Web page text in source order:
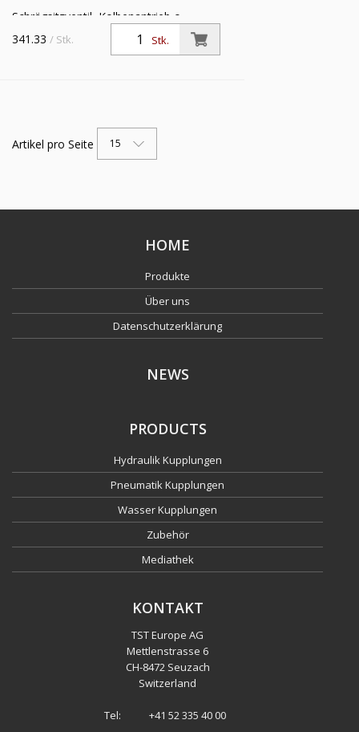
Schrägsitzventil, Kolbenantrieb o.
NAMUR-Schnittstelle, NC, ES,
Mediumstemp. -10°C bis 180°C, G 1,
Stk.
341.33 / Stk.
Artikel pro Seite 15
HOME
Produkte
Über uns
Datenschutzerklärung
NEWS
PRODUCTS
Hydraulik Kupplungen
Pneumatik Kupplungen
Wasser Kupplungen
Zubehör
Mediathek
KONTAKT
TST Europe AG
Mettlenstrasse 6
CH-8472 Seuzach
Switzerland
Tel: +41 52 335 40 00